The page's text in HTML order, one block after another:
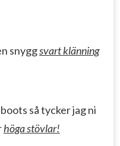
snyggsvart klänning
så tycker jag ni
höga stövlar!